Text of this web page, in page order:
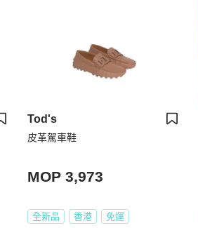
Tod's
皮革駕車鞋
MOP 3,973
全新品 香港 免運